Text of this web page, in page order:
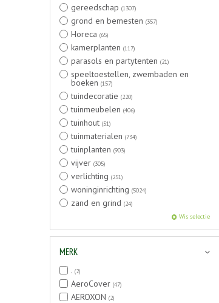
gereedschap (1307)
grond en bemesten (357)
Horeca (65)
kamerplanten (117)
parasols en partytenten (21)
speeltoestellen, zwembaden en
boeken (157)
tuindecoratie (220)
tuinmeubelen (406)
tuinhout (51)
tuinmaterialen (734)
tuinplanten (903)
vijver (305)
verlichting (251)
woninginrichting (5024)
zand en grind (24)
Wis selectie
MERK
. (2)
AeroCover (47)
AEROXON (2)